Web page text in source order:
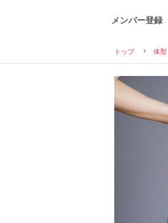
メンバー登録
トップ 体型